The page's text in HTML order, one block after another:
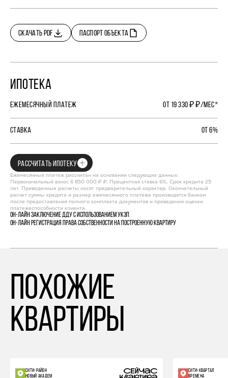
СКАЧАТЬ PDF ПАСПОРТ ОБЪЕКТА
ИПОТЕКА
ЕЖЕМЕСЯЧНЫЙ ПЛАТЕЖ ОТ 19 330 ₽ ₽/МЕС*
СТАВКА ОТ 6%
РАССЧИТАТЬ ИПОТЕКУ
Ежемесячный платеж рассчитан на основании следующих данных:
Первоначальный взнос 6 850 000 ₽ ₽, Процентная ставка 6%, Срок кредита 25
лет. Приведенные расчеты носят предварительный характер. Окончательный
расчет суммы кредита и размер ежемесячного платежа производятся банком
после предоставления полного комплекта документов и проведения оценки
платежеспособности клиента.
Он-лайн заключение ДДУ с использованием УКЭП
Он-лайн регистрация права собственности на построенную квартиру
похожие
квартиры
СИТИ-РАЙОН
НОВЫЙ АКАДЕМ
СИТИ-КВАРТАЛ
ВРЕМЕНА